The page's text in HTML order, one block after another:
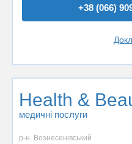
+38 (066)
Health &
медичні послуги
р-н. Вознесенівський